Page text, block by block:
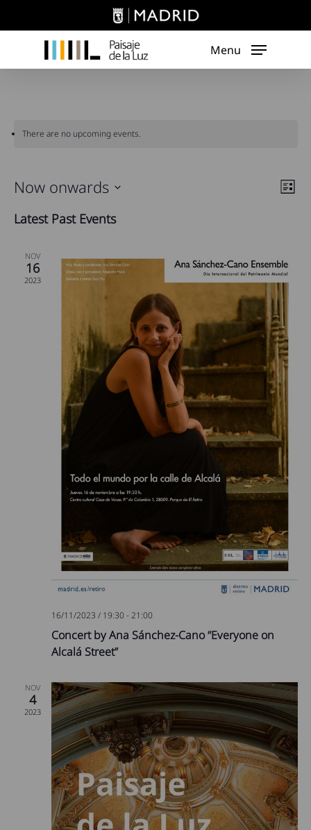
Menu
There are no upcoming events.
List
Now onwards
date.
Latest Past Events
NOV
16
2023
16/11/2023 / 19:30-21:00
Concert by Ana Sánchez-Cano “Everyone on
Alcalá Street”
NOV
4
2023